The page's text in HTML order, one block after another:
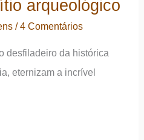
arqueológico
/4 Comentários
desfiladeiro da histórica
eternizam a incrível